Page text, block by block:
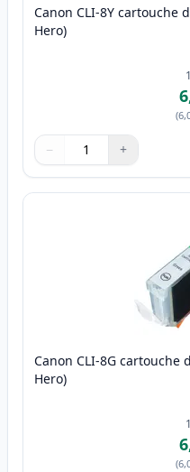
Canon CLI-8Y cartouche
Hero)
1
(
Quantité
Utilisez les boutons pour
− +
Quantité
Canon CLI-8G cartouche
Hero)
1
(